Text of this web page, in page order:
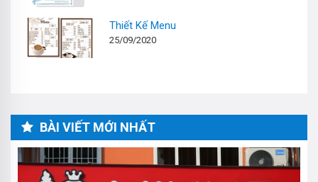
Thiết Kế Menu
25/09/2020
BÀI VIẾT MỚI NHẤT